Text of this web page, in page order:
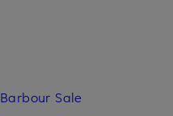
Barbour Sale